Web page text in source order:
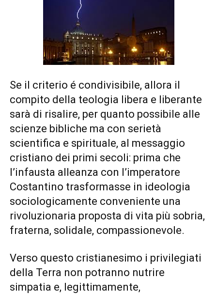
Se il criterio é condivisibile, allora il
compito della teologia libera e liberante
sarà di risalire, per quanto possibile alle
scienze bibliche ma con serietà
scientifica e spirituale, al messaggio
cristiano dei primi secoli: prima che
l’infausta alleanza con l’imperatore
Costantino trasformasse in ideologia
sociologicamente conveniente una
rivoluzionaria proposta di vita più sobria,
fraterna, solidale, compassionevole.
Verso questo cristianesimo i privilegiati
della Terra non potranno nutrire
simpatia e, legittimamente,